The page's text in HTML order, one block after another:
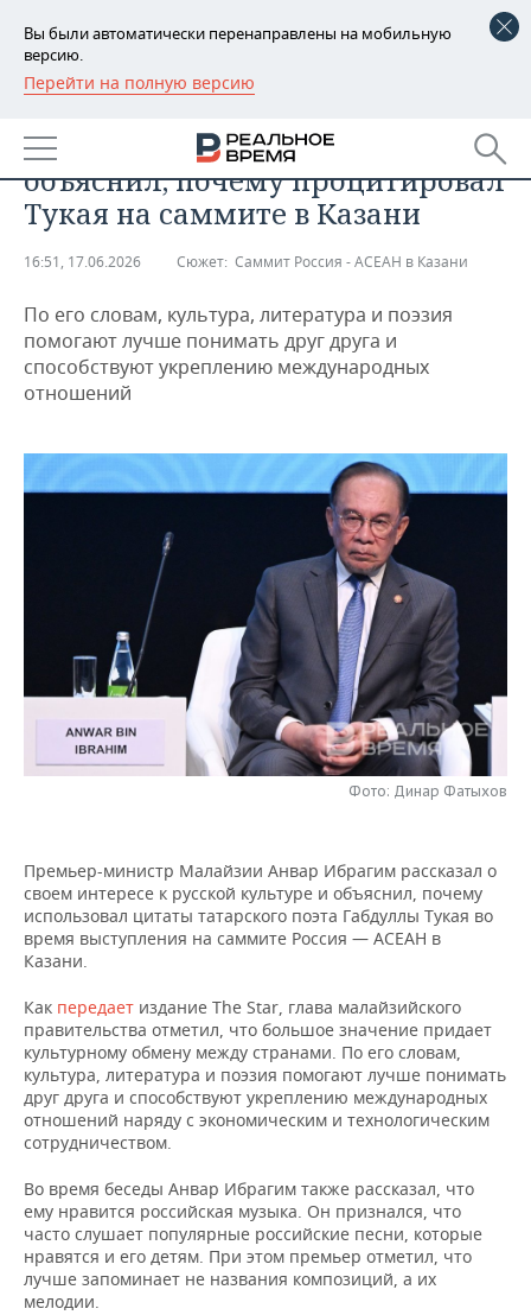
Вы были автоматически перенаправлены на мобильную
версию.
Перейти на полную версию
РЕГИОНЫ
БАШКОРТОСТАН
ТАТАРСТАН
НОВОСТИ
АНАЛИТИКА
ДЕКЛАРАЦИИ О ДОХОДАХ
КОРОЛИ ГОСЗАКАЗА ПФО
ТОРГОВЫЕ ЦЕНТРЫ
НОВОСТИ ЭКОНОМИКИ
ФИНАНСЫ
ПРОМЫШЛЕННОСТЬ
НОВОСТИ
ПРОМЫШЛЕННОСТИ
МАШИНОСТРОЕНИЕ
ЭНЕРГЕТИКА
НЕДВИЖИМОСТЬ
РОЗНИЧНАЯ ТОРГОВЛЯ
ТРАНСПОРТ
УСЛУГИ
НОВОСТИ ТЕХНОЛОГИЙ
МЕДИА
ТЕЛЕКОММУНИКАЦИИ
МЕРОПРИЯТИЯ
НОВОСТИ МЕРОПРИЯТИЙ
ВЫЕЗДНАЯ РЕДАКЦИЯ
БИЗНЕС-БРАНЧИ
НОВОСТИ СПОРТА
ФУТБОЛ
ВОЛЕЙБОЛ
КИБЕРСПОРТ
ФИГУРНОЕ КАТАНИЕ
ВОДНЫЕ ВИДЫ СПОРТА
ХОККЕЙ С МЯЧОМ
ОБЩЕСТВО
НОВОСТИ ОБЩЕСТВА
ИСТОРИЯ
КУЛЬТУРА
МЕДИЦИНА
ОБРАЗОВАНИЕ
ПРОИСШЕСТВИЯ
ФОТОГАЛЕРЕЯ
СПИСОК ПЕРСОН
СПИСОК КОМПАНИЙ
ПОЛНАЯ ВЕРСИЯ
Премьер-министр Малайзии
объяснил, почему процитировал
Тукая на саммите в Казани
16:51, 17.06.2026 Сюжет: Саммит Россия - АСЕАН в Казани
По его словам, культура, литература и поэзия
помогают лучше понимать друг друга и
способствуют укреплению международных
отношений
Фото: Динар Фатыхов
Премьер-министр Малайзии Анвар Ибрагим рассказал о
своем интересе к русской культуре и объяснил, почему
использовал цитаты татарского поэта Габдуллы Тукая во
время выступления на саммите Россия — АСЕАН в
Казани.
Как передает издание The Star, глава малайзийского
правительства отметил, что большое значение придает
культурному обмену между странами. По его словам,
культура, литература и поэзия помогают лучше понимать
друг друга и способствуют укреплению международных
отношений наряду с экономическим и технологическим
сотрудничеством.
Во время беседы Анвар Ибрагим также рассказал, что
ему нравится российская музыка. Он признался, что
часто слушает популярные российские песни, которые
нравятся и его детям. При этом премьер отметил, что
лучше запоминает не названия композиций, а их
мелодии.